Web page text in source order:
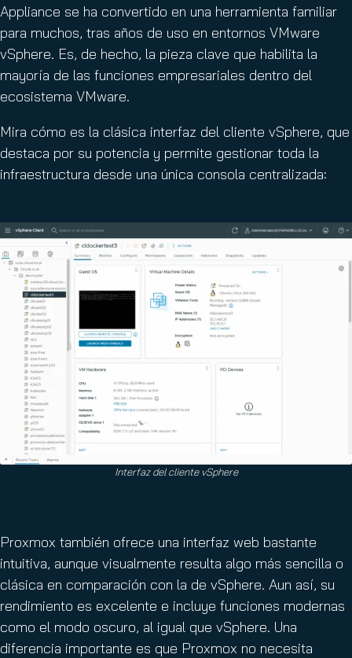
Appliance se ha convertido en una herramienta familiar
para muchos, tras años de uso en entornos VMware
vSphere. Es, de hecho, la pieza clave que habilita la
mayoría de las funciones empresariales dentro del
ecosistema VMware.
Mira cómo es la clásica interfaz del cliente vSphere, que
destaca por su potencia y permite gestionar toda la
infraestructura desde una única consola centralizada:
Interfaz del cliente vSphere
Proxmox también ofrece una interfaz web bastante
intuitiva, aunque visualmente resulta algo más sencilla o
clásica en comparación con la de vSphere. Aun así, su
rendimiento es excelente e incluye funciones modernas
como el modo oscuro, al igual que vSphere. Una
diferencia importante es que Proxmox no necesita